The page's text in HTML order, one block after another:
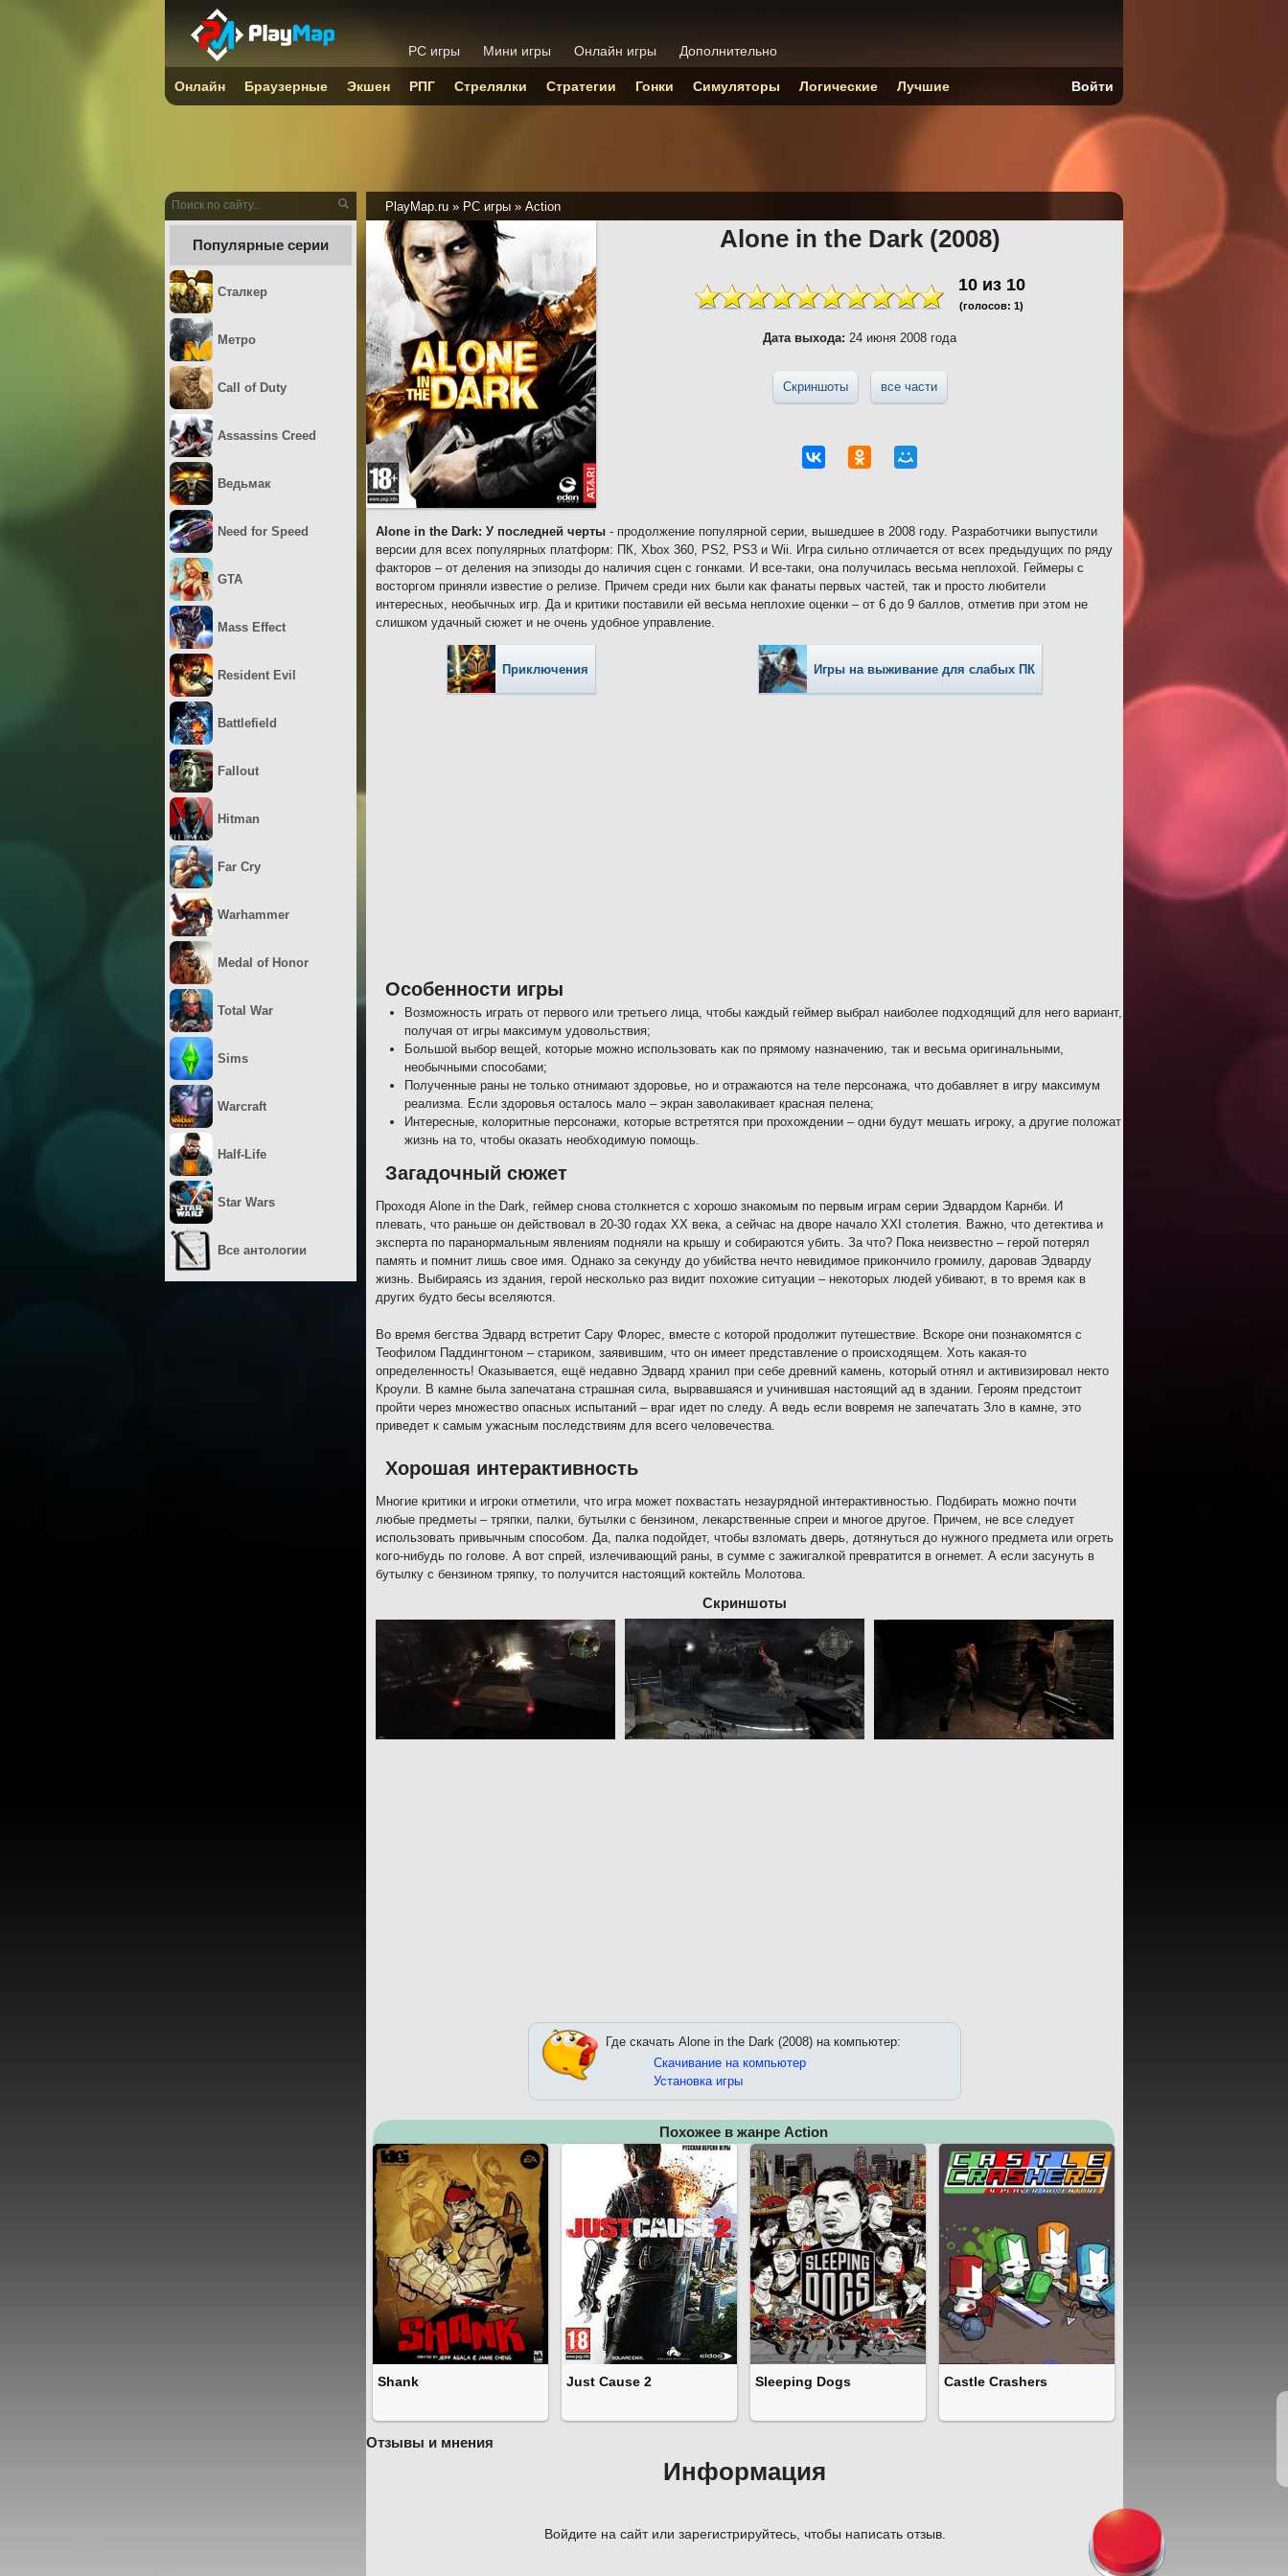
PlayMap.ru » PC игры » Action
Alone in the Dark (2008)
10из 10
(голосов: 1)
Дата выхода: 24 июня 2008 года
Скриншоты все части
Alone in the Dark: У последней черты - продолжение популярной серии, вышедшее в 2008 году. Разработчики выпустили
версии для всех популярных платформ: ПК, Xbox 360, PS2, PS3 и Wii. Игра сильно отличается от всех предыдущих по ряду
факторов – от деления на эпизоды до наличия сцен с гонками. И все-таки, она получилась весьма неплохой. Геймеры с
восторгом приняли известие о релизе. Причем среди них были как фанаты первых частей, так и просто любители
интересных, необычных игр. Да и критики поставили ей весьма неплохие оценки – от 6 до 9 баллов, отметив при этом не
слишком удачный сюжет и не очень удобное управление.
Приключения Игры на выживание для слабых ПК
Особенности игры
Возможность играть от первого или третьего лица, чтобы каждый геймер выбрал наиболее подходящий для него вариант,
получая от игры максимум удовольствия;
Большой выбор вещей, которые можно использовать как по прямому назначению, так и весьма оригинальными,
необычными способами;
Полученные раны не только отнимают здоровье, но и отражаются на теле персонажа, что добавляет в игру максимум
реализма. Если здоровья осталось мало – экран заволакивает красная пелена;
Интересные, колоритные персонажи, которые встретятся при прохождении – одни будут мешать игроку, а другие положат
жизнь на то, чтобы оказать необходимую помощь.
Загадочный сюжет
Проходя Alone in the Dark, геймер снова столкнется с хорошо знакомым по первым играм серии Эдвардом Карнби. И
плевать, что раньше он действовал в 20-30 годах ХХ века, а сейчас на дворе начало XXI столетия. Важно, что детектива и
эксперта по паранормальным явлениям подняли на крышу и собираются убить. За что? Пока неизвестно – герой потерял
память и помнит лишь свое имя. Однако за секунду до убийства нечто невидимое прикончило громилу, даровав Эдварду
жизнь. Выбираясь из здания, герой несколько раз видит похожие ситуации – некоторых людей убивают, в то время как в
других будто бесы вселяются.
Во время бегства Эдвард встретит Сару Флорес, вместе с которой продолжит путешествие. Вскоре они познакомятся с
Теофилом Паддингтоном – стариком, заявившим, что он имеет представление о происходящем. Хоть какая-то
определенность! Оказывается, ещё недавно Эдвард хранил при себе древний камень, который отнял и активизировал некто
Кроули. В камне была запечатана страшная сила, вырвавшаяся и учинившая настоящий ад в здании. Героям предстоит
пройти через множество опасных испытаний – враг идет по следу. А ведь если вовремя не запечатать Зло в камне, это
приведет к самым ужасным последствиям для всего человечества.
Хорошая интерактивность
Многие критики и игроки отметили, что игра может похвастать незаурядной интерактивностью. Подбирать можно почти
любые предметы – тряпки, палки, бутылки с бензином, лекарственные спреи и многое другое. Причем, не все следует
использовать привычным способом. Да, палка подойдет, чтобы взломать дверь, дотянуться до нужного предмета или огреть
кого-нибудь по голове. А вот спрей, излечивающий раны, в сумме с зажигалкой превратится в огнемет. А если засунуть в
бутылку с бензином тряпку, то получится настоящий коктейль Молотова.
Скриншоты
Где скачать Alone in the Dark (2008) на компьютер:
Скачивание на компьютер
Установка игры
Похожее в жанре Action
Shank Just Cause 2 Sleeping Dogs Castle Crashers
Отзывы и мнения
Информация
Войдите на сайт или зарегистрируйтесь, чтобы написать отзыв.
Популярные серии
Сталкер
Метро
Call of Duty
Assassins Creed
Ведьмак
Need for Speed
GTA
Mass Effect
Resident Evil
Battlefield
Fallout
Hitman
Far Cry
Warhammer
Medal of Honor
Total War
Sims
Warcraft
Half-Life
Star Wars
Все антологии
PC игры Мини игры Онлайн игры Дополнительно
Онлайн Браузерные Экшен РПГ Стрелялки Стратегии Гонки Симуляторы Логические Лучшие Войти